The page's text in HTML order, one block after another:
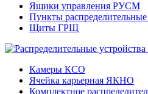
Ящики управления РУСМ
Пункты
Щиты ГРЩ
Камеры КСО
Ячейка карьерная ЯКНО
Комплектное